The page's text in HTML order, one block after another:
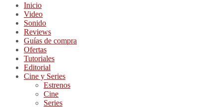
Inicio
Video
Sonido
Reviews
Guías de compra
Ofertas
Tutoriales
Editorial
Cine y Series
Estrenos
Cine
Series